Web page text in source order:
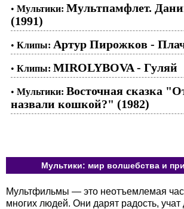
• Мультики: Мультпамфлет.
(1991)
• Клипы: Артур Пирожков -
• Клипы: MIROLYBOVA - Гуляй
• Мультики: Восточная сказка
назвали кошкой?" (1982)
Мультики: мир волшебства и
Мультфильмы — это неотъемлемая
многих людей. Они дарят радость, учат